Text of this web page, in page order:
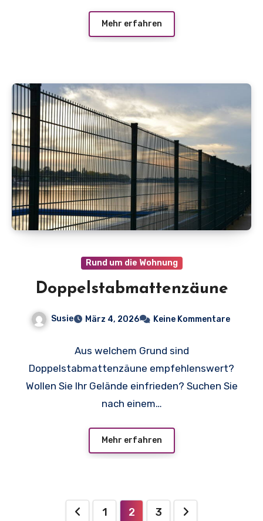
Mehr erfahren
Rund um die Wohnung
Doppelstabmattenzäune
Susie März 4, 2026 Keine Kommentare
Aus welchem Grund sind
Doppelstabmattenzäune empfehlenswert?
Wollen Sie Ihr Gelände einfrieden? Suchen Sie
nach einem…
Mehr erfahren
Seitennummerierung
1 2 3